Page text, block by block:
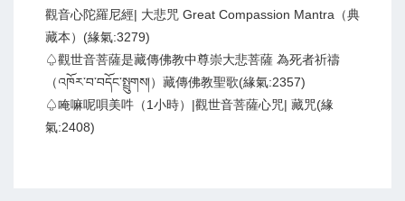
觀音心陀羅尼經| 大悲咒 Great Compassion Mantra（典
藏本）(緣氣:3279)
♤觀世音菩薩是藏傳佛教中尊崇大悲菩薩 為死者祈禱
（འཁོར་བ་བདོང་སྤྲུགས།）藏傳佛教聖歌(緣氣:2357)
♤唵嘛呢唄美吽（1小時）|觀世音菩薩心咒| 藏咒(緣
氣:2408)